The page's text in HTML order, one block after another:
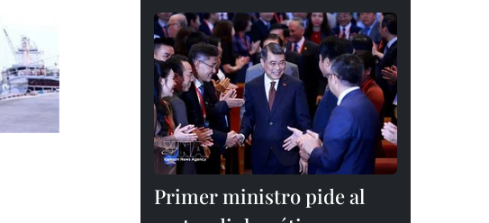
Primer ministro pide al